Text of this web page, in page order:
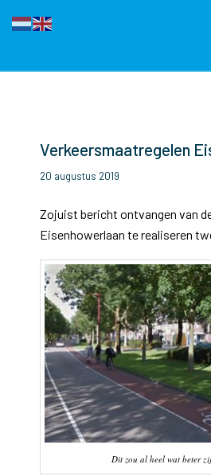
Verkeersmaatregelen
20 augustus 2019
Zojuist bericht ontvangen van
Eisenhowerlaan te realiseren
Dit zou al heel wat beter